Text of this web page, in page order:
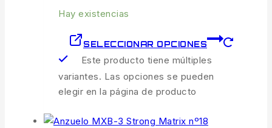
Hay existencias
SELECCIONAR OPCIONES
Este producto tiene múltiples
variantes. Las opciones se pueden
elegir en la página de producto